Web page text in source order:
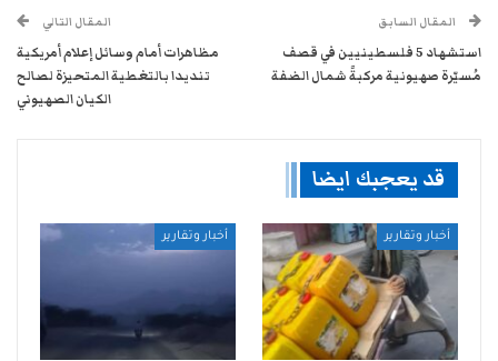
المقال السابق
استشهاد 5 فلسطينيين في قصف
مُسيّرة صهيونية مركبةً شمال الضفة
المقال التالي
مظاهرات أمام وسائل إعلام أمريكية
تنديدا بالتغطية المتحيزة لصالح
الكيان الصهيوني
قد يعجبك ايضا
أخبار وتقارير أخبار وتقارير